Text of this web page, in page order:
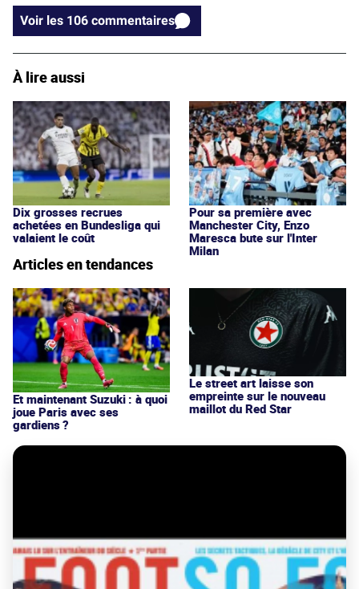
Voir les 106 commentaires
À lire aussi
Dix grosses recrues
achetées en Bundesliga qui
valaient le coût
Pour sa première avec
Manchester City, Enzo
Maresca bute sur l'Inter
Milan
Articles en tendances
Et maintenant Suzuki : à quoi
joue Paris avec ses
gardiens ?
Le street art laisse son
empreinte sur le nouveau
maillot du Red Star